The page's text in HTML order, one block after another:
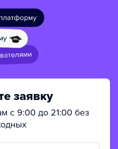
заявку
с 9:00 до 21:00 без